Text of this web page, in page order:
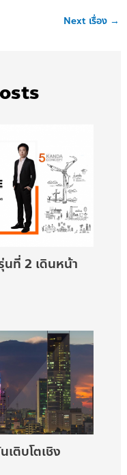
Next เรื่อง →
นที่ 2 เดินหน้า
เติบโตเชิง